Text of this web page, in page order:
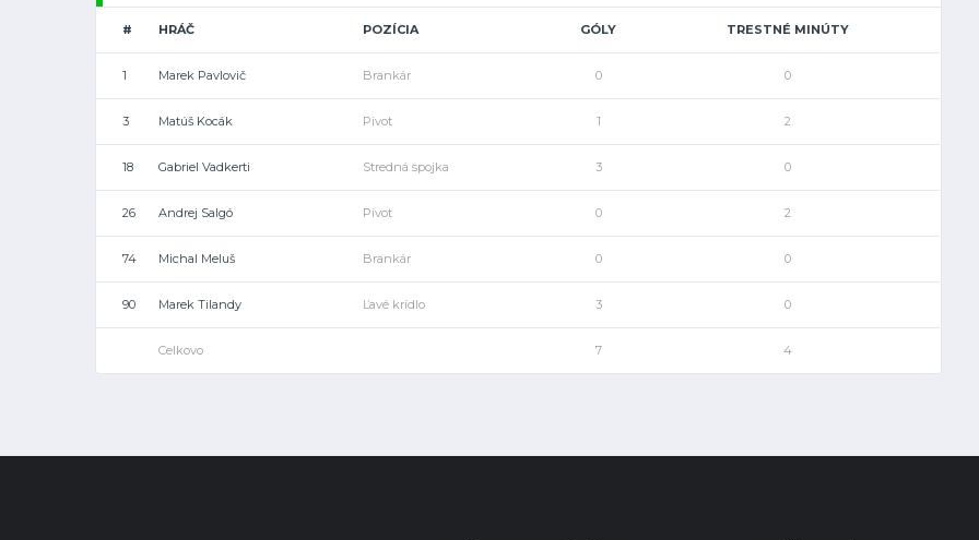
# HRÁČ POZÍCIA GÓLY TRESTNÉ MINÚTY
1 Marek Pavlovič Brankár 0 0
3 Matúš Kocák Pivot 1 2
18 Gabriel Vadkerti Stredná spojka 3 0
26 Andrej Salgó Pivot 0 2
74 Michal Meluš Brankár 0 0
90 Marek Tilandy Ľavé krídlo 3 0
Celkovo 7 4